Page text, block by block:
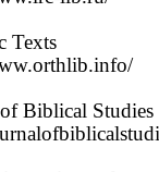
Texts
Biblical Studies